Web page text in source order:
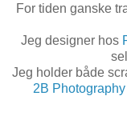
For tiden ganske
Jeg designer hos
Jeg holder både
2B Photography